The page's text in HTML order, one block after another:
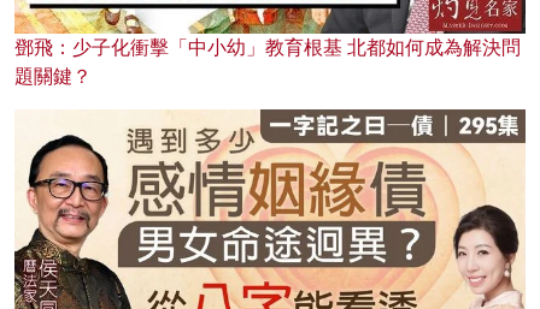
鄧飛：少子化衝擊「中小幼」教育根基 北都如何成為解決問
題關鍵？